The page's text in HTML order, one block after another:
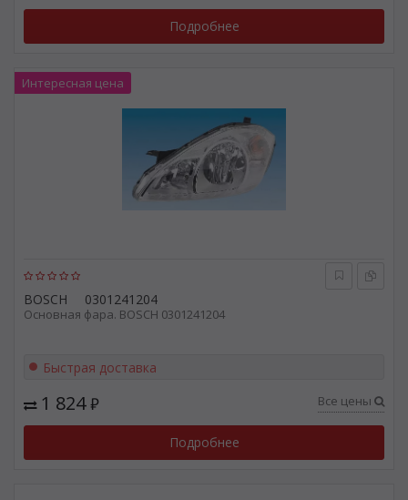
Подробнее
BOSCH 0301241204
Основная фара. BOSCH 0301241204
Интересная цена
Быстрая доставка
1 824₽ Все цены
Подробнее